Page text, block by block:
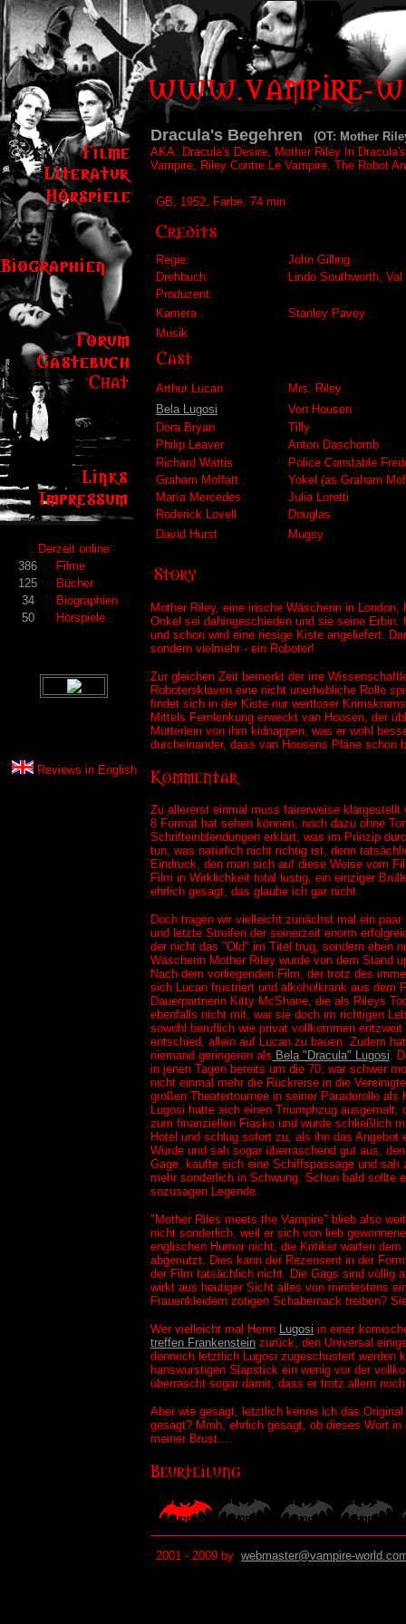
Derzeit online
386
Filme
125
Bücher
34
Biographien
50
Hörspiele
Reviews in English
Dracula's Begehren (OT: Mother
AKA: Dracula's Desire, Mother Riley In
Vampire, Riley Contre Le Vampire, The Robot
GB, 1952, Farbe, 74 min
Regie:
John Gilling
Drehbuch:
Lindo Southworth, Val
Produzent:
Kamera
Stanley Pavey
Musik
Arthur Lucan
Mrs. Riley
Bela Lugosi
Von Housen
Dora Bryan
Tilly
Philip Leaver
Anton Daschomb
Richard Wattis
Police Constable
Graham Moffatt .
Yokel (as Graham
María Mercedes
Julia Loretti
Roderick Lovell
Douglas
David Hurst
Mugsy
Mother Riley, eine irische Wäscherin in
Onkel sei dahingeschieden und sie seine
und schon wird eine riesige Kiste angeliefert.
sondern vielmehr - ein Roboter!
Zur gleichen Zeit bemerkt der irre
Robotersklaven eine nicht unerhebliche Rolle
findet sich in der Kiste nur wertloser
Mittels Fernlenkung erweckt van Hoosen, der
Mütterlein von ihm kidnappen, was er wohl
durcheinander, dass van Hoosens Pläne
Zu allererst einmal muss fairerweise
8 Format hat sehen können, noch dazu ohne
Schrifteinblendungen erklärt, was im Prinzip
tun, was natürlich nicht richtig ist, denn
Eindruck, den man sich auf diese Weise vom
Film in Wirklichkeit total lustig, ein einziger
ehrlich gesagt, das glaube ich gar nicht.
Doch tragen wir vielleicht zunächst mal ein
und letzte Streifen der seinerzeit enorm
der nicht das "Old" im Titel trug, sondern eben
Wäscherin Mother Riley wurde von dem Stand
Nach dem vorliegenden Film, der trotz des
sich Lucan frustriert und alkoholkrank aus dem
Dauerpartnerin Kitty McShane, die als Rileys
ebenfalls nicht mit, war sie doch im richtigen
sowohl beruflich wie privat vollkommen
entschied, allein auf Lucan zu bauen. Zudem
niemand geringeren als Bela "Dracula" Lugosi.
in jenen Tagen bereits um die 70, war schwer
nicht einmal mehr die Rückreise in die
großen Theatertournee in seiner Paraderolle
Lugosi hatte sich einen Triumphzug
zum finanziellen Fiasko und wurde schließlich
Hotel und schlug sofort zu, als ihn das
Würde und sah sogar überraschend gut aus,
Gage, kaufte sich eine Schiffspassage und
mehr sonderlich in Schwung. Schon bald sollte
sozusagen Legende.
"Mother Riles meets the Vampire" blieb also
nicht sonderlich, weil er sich von lieb
englischen Humor nicht, die Kritiker warfen
abgenutzt. Dies kann der Rezensent in der
der Film tatsächlich nicht. Die Gags sind völlig
wirkt aus heutiger Sicht alles von mindestens
Frauenkleidern zotigen Schabernack treiben?
Wer vielleicht mal Herrn Lugosi in einer
treffen Frankenstein zurück, den Universal
dennoch letztlich Lugosi zugeschustert werden
hanswurstigen Slapstick ein wenig vor der
überrascht sogar damit, dass er trotz allem
Aber wie gesagt, letztlich kenne ich das
gesagt? Mmh, ehrlich gesagt, ob dieses Wort
meiner Brust….
2001 - 2009 by webmaster@vampire-